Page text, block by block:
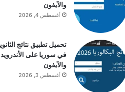
والآيفون
أغسطس 4, 2026
في سوريا على الأندرويد
والآيفون
أغسطس 3, 2026